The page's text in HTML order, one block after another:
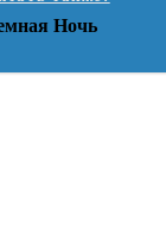
Ночь